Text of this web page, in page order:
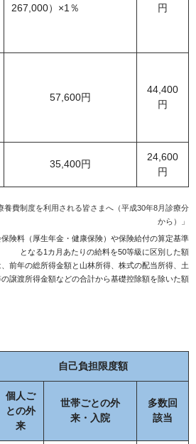
267,000）×1％
円
57,600円
44,400
円
35,400円
24,600
円
養費制度を利用される皆さまへ（平成30年8月診療分
から）」
険料（厚生年金・健康保険）や保険給付の算定基準
となる1カ月あたりの給料を50等級に区別した額
前年の総所得金額と山林所得、株式の配当所得、土
譲渡所得金額などの合計から基礎控除額を除いた額
自己負担限度額
個人ご
との外
来
世帯ごとの外
来・入院
多数回
該当